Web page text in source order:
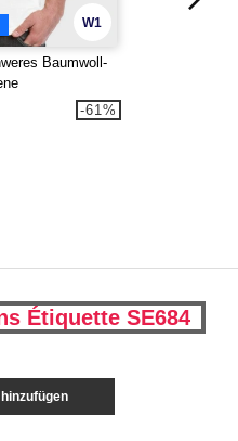
W1
Baumwoll-
-61%
Étiquette SE684